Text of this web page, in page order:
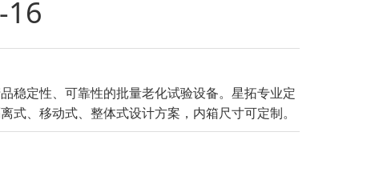
16
稳定性、可靠性的批量老化试验设备。星拓专业定
式、移动式、整体式设计方案，内箱尺寸可定制。